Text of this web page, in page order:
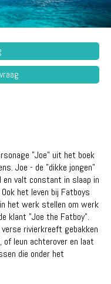
"Joe" uit het boek
Joe - de "dikke jongen"
en valt constant in slaap in
het leven bij Fatboys
het werk stellen om werk
klant "Joe the Fatboy".
rivierkreeft gebakken
of leun achterover en laat
die onder het